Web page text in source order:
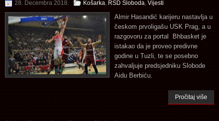
28. Decembra 2018. Košarka RSD Sloboda Vijesti
Almir Hasandić karijeru nastavlja u
českom prvoligašu USK Prag, a u
razgovoru za portal Bhbasket je
istakao da je proveo predivne
godine u Tuzli, te se posebno
zahvaljuje predsjedniku Slobode
Aidu Berbiću.
Pročitaj više